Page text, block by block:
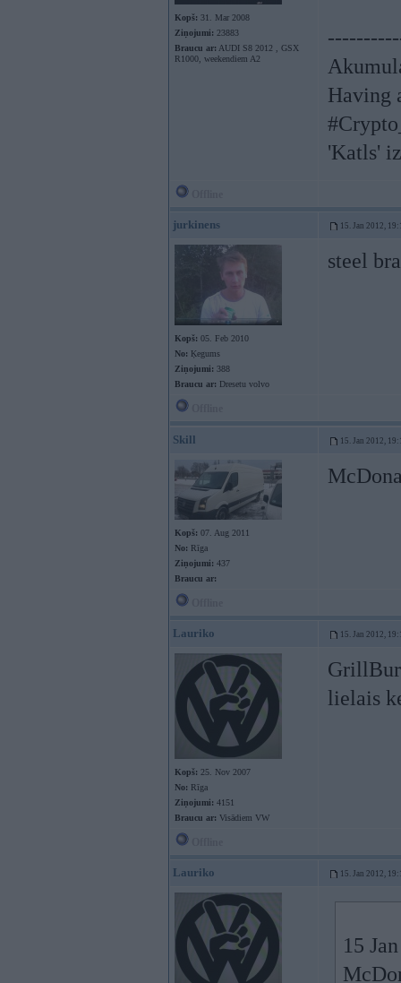
Kopš: 31. Mar 2008
Ziņojumi: 23883
Braucu ar: AUDI S8 2012 , GSX
R1000, weekendiem A2
Having
'Katls'
jurkinens 15. Jan 2012,
Kopš: 05. Feb 2010
No: Ķegums
Ziņojumi: 388
Braucu ar: Dresetu volvo
steel
Skill 15. Jan 2012,
Kopš: 07. Aug 2011
No: Rīga
Ziņojumi: 437
Braucu ar:
Lauriko 15. Jan 2012,
Kopš: 25. Nov 2007
No: Rīga
Ziņojumi: 4151
Braucu ar: Visādiem VW
lielais
Lauriko 15. Jan 2012,
15